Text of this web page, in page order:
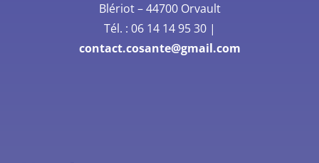
Blériot –44700 Orvault
Tél. : 06 14 14 95 30|
contact.cosante@gmail.com